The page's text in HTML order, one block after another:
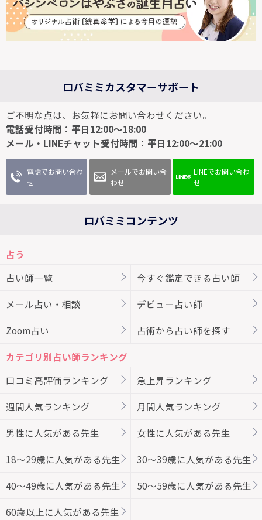
ロバミミカスタマーサポート
ご不明な点は、お気軽にお問い合わせください。
電話受付時間：平日12:00～18:00
メール・LINEチャット受付時間：平日12:00～21:00
電話でお問い合わ
せ
メールでお問い合
わせ
LINEでお問い合わ
せ
ロバミミコンテンツ
占う
占い師一覧
今すぐ鑑定できる占い師
メール占い・相談 デビュー占い師
Zoom占い 占術から占い師を探す
カテゴリ別占い師ランキング
口コミ高評価ランキング
急上昇ランキング
週間人気ランキング 月間人気ランキング
男性に人気がある先生 女性に人気がある先生
18～29歳に人気がある先生 30～39歳に人気がある先生
40～49歳に人気がある先生 50～59歳に人気がある先生
60歳以上に人気がある先生